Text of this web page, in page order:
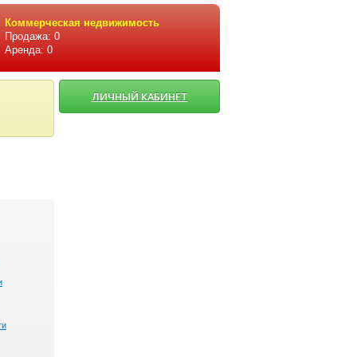
Коммерческая недвижимость
Продажа: 0
Аренда: 0
ЛИЧНЫЙ КАБИНЕТ